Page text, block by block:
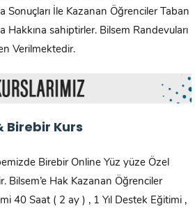
Sonuçları İle Kazanan Öğrenciler Taban
Hakkına sahiptirler. Bilsem Randevuları
Verilmektedir.
Birebir Kurs
Birebir Online Yüz yüze Özel
Bilsem’e Hak Kazanan Öğrenciler
40 Saat ( 2 ay ) , 1 Yıl Destek Eğitimi ,